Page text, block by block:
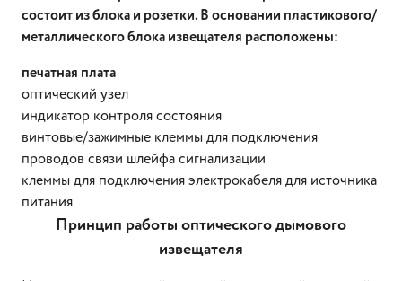
состоит из блока и розетки. В основании пластикового/
металлического блока извещателя расположены:
печатная плата
оптический узел
индикатор контроля состояния
винтовые/зажимные клеммы для подключения
проводов связи шлейфа сигнализации
клеммы для подключения электрокабеля для источника
питания
Принцип работы оптического дымового
извещателя